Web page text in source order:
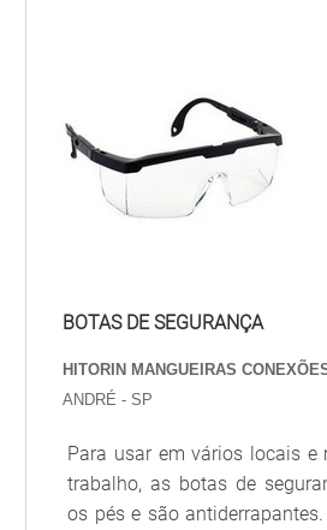
BOTAS DE SEGURANÇA
HITORIN MANGUEIRAS
ANDRÉ - SP
Para usar em vários locais e
trabalho, as botas de
os pés e são